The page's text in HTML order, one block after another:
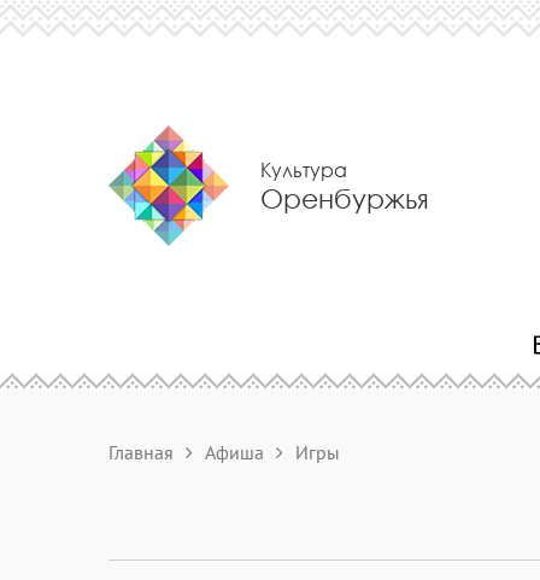
Культура
Оренбуржья
Главная Афиша Игры